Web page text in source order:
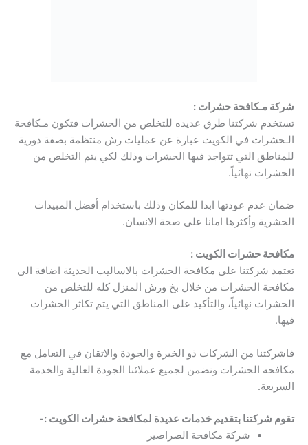
شركة مـكافحة حشرات :
تستخدم شركتنا طرق عديده للتخلص من الحشرات فتكون مـكافحة
الـحشرات في الكويت عبارة عن عمليات رش منتظمة بصفة دورية
للمناطق التي تتواجد فيها الحشرات وذلك لكي يتم التخلص من
الحشرات نهائياً.
ضمان عدم عودتها ابدا للمكان وذلك باستخدام أفضل المبيدات
الحشرية وأكثرها امانا على صحة الانسان.
مكافحة حشرات الكويت :
تعتمد شركتنا على مكافحة الحشرات بالاساليب الحديثة اضافة الى
مكافحة الحشرات من خلال بخ ورش المنزل كله للتخلص من
الحشرات نهائياً، والتأكيد على المناطق التي يتم تكاثر الحشرات
فيها.
فاشركتنا من الشركات ذو الخبرة والجودة والاتقان في التعامل مع
مكافحه الحشرات ونضمن لجميع عملائنا الجودة العالية والخدمة
السريعة.
تقوم شركتنا بتقديم خدمات عديدة لمكافحة حشرات الكويت :-
شركة مكافحة الصراصير